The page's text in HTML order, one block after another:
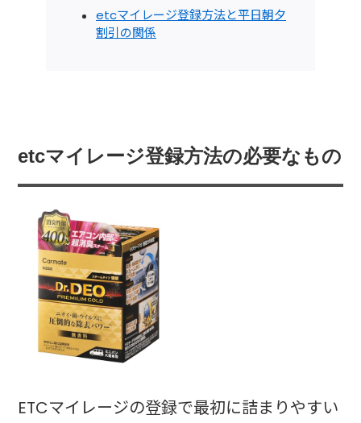
etcマイレージ登録方法と平日朝夕
割引の関係
etcマイレージ登録方法の必要なもの
ETCマイレージの登録で最初に詰まりやすい